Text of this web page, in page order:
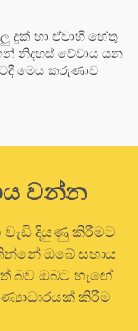
දුක් හා ඒ්වාහි හේතු
නිදහස් වේවාය යන
මෙය කරුණාව
වන්න
වැඩි දියුණු කිරීමට
ඔබේ සහාය
බව ඔබට හැඟේ
කිරීම